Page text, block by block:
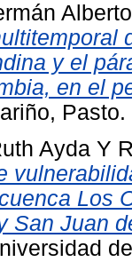
Alberto
y el
en el
Pasto.
Ayda Y
Los
San Juan